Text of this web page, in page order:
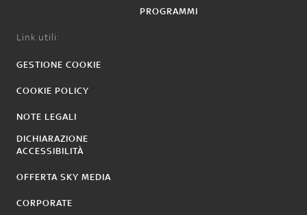
PROGRAMMI
Link utili:
GESTIONE COOKIE
COOKIE POLICY
NOTE LEGALI
DICHIARAZIONE
ACCESSIBILITÀ
OFFERTA SKY MEDIA
CORPORATE